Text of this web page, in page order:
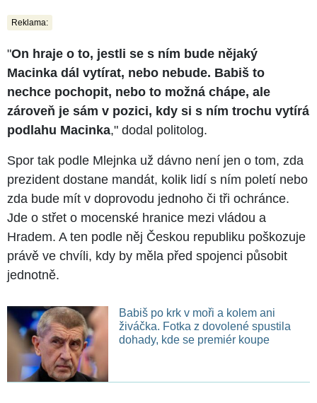
Reklama:
"On hraje o to, jestli se s ním bude nějaký
Macinka dál vytírat, nebo nebude. Babiš to
nechce pochopit, nebo to možná chápe, ale
zároveň je sám v pozici, kdy si s ním trochu vytírá
podlahu Macinka," dodal politolog.
Spor tak podle Mlejnka už dávno není jen o tom, zda
prezident dostane mandát, kolik lidí s ním poletí nebo
zda bude mít v doprovodu jednoho či tři ochránce.
Jde o střet o mocenské hranice mezi vládou a
Hradem. A ten podle něj Českou republiku poškozuje
právě ve chvíli, kdy by měla před spojenci působit
jednotně.
Babiš po krk v moři a kolem ani
živáčka. Fotka z dovolené spustila
dohady, kde se premiér koupe